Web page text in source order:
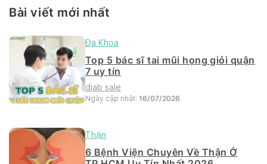
Bài viết mới nhất
Đa Khoa
Top 5 bác sĩ tai mũi họng giỏi quận
7 uy tín
diab sale
Ngày cập nhật: 16/07/2026
Thận
6 Bệnh Viện Chuyên Về Thận Ở